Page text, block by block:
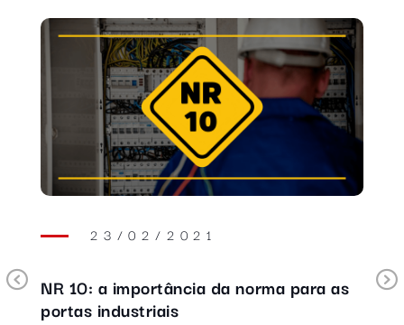
Previous
23/02/2021
NR 10: a importância da norma para as
portas industriais